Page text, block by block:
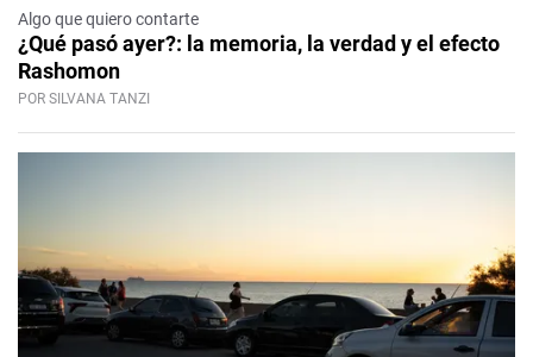
Algo que quiero contarte
¿Qué pasó ayer?: la memoria, la verdad y el efecto
Rashomon
POR SILVANA TANZI